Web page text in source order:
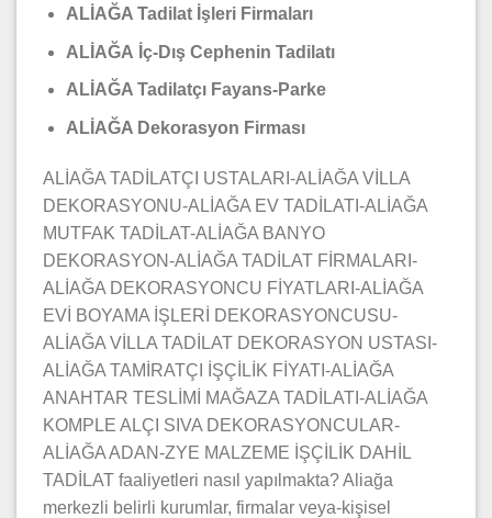
ALİAĞA Tadilat İşleri Firmaları
ALİAĞA İç-Dış Cephenin Tadilatı
ALİAĞA Tadilatçı Fayans-Parke
ALİAĞA Dekorasyon Firması
ALİAĞA TADİLATÇI USTALARI-ALİAĞA VİLLA
DEKORASYONU-ALİAĞA EV TADİLATI-ALİAĞA
MUTFAK TADİLAT-ALİAĞA BANYO
DEKORASYON-ALİAĞA TADİLAT FİRMALARI-
ALİAĞA DEKORASYONCU FİYATLARI-ALİAĞA
EVİ BOYAMA İŞLERİ DEKORASYONCUSU-
ALİAĞA VİLLA TADİLAT DEKORASYON USTASI-
ALİAĞA TAMİRATÇI İŞÇİLİK FİYATI-ALİAĞA
ANAHTAR TESLİMİ MAĞAZA TADİLATI-ALİAĞA
KOMPLE ALÇI SIVA DEKORASYONCULAR-
ALİAĞA ADAN-ZYE MALZEME İŞÇİLİK DAHİL
TADİLAT faaliyetleri nasıl yapılmakta? Aliağa
merkezli belirli kurumlar, firmalar veya-kişisel